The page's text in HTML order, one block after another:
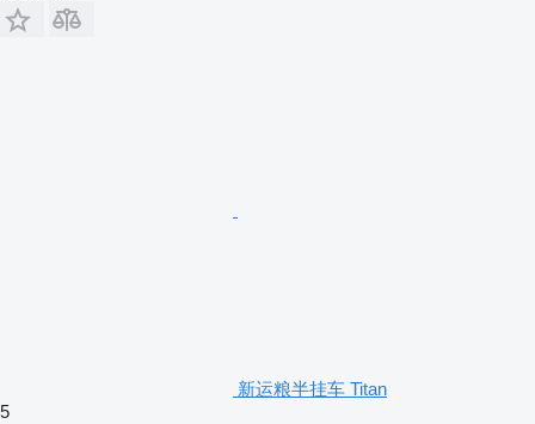
新运粮半挂车 Titan
5